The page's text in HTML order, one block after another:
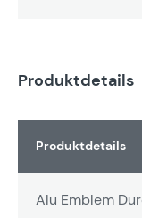
Produktdetails
Produktdetails
Alu Emblem